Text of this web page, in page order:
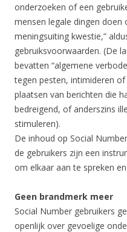
onderzoeken of een
mensen legale dingen doen
meningsuiting kwestie,”
gebruiksvoorwaarden. (De
bevatten “algemene
tegen pesten, intimideren
plaatsen van berichten die
bedreigend, of anderszins
stimuleren).
De inhoud op Social
de gebruikers zijn een
om elkaar aan te spreken
Geen brandmerk meer
Social Number gebruikers
openlijk over gevoelige